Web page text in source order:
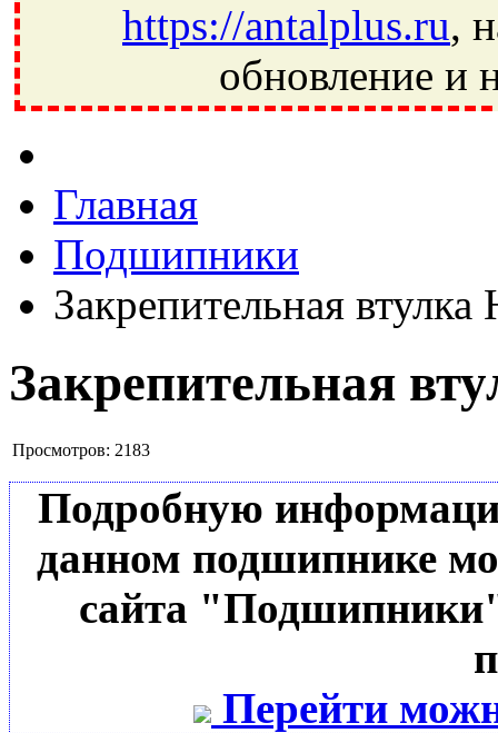
https://antalplus.ru,
обновление и
Ивантеевка, подшипники, пневматика, метизы, техника,
Главная
Подшипники
Закрепительная
Закрепительная
Просмотров: 2183
Подробную
данном подшипнике
сайта
Перейти